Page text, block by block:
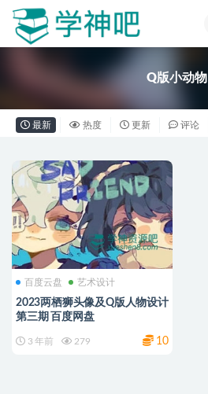
Q版小动物
最新 热度 更新 评论
百度云盘 艺术设计
2023两栖狮头像及Q版人物设计
第三期 百度网盘
3 年前 279 10